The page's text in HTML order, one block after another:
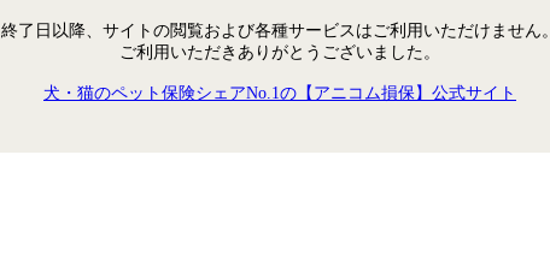
終了日以降、サイトの閲覧および各種サービスはご利用いただけません
ご利用いただきありがとうございました。
犬・猫のペット保険シェアNo.1の【アニコム損保】公式サイト